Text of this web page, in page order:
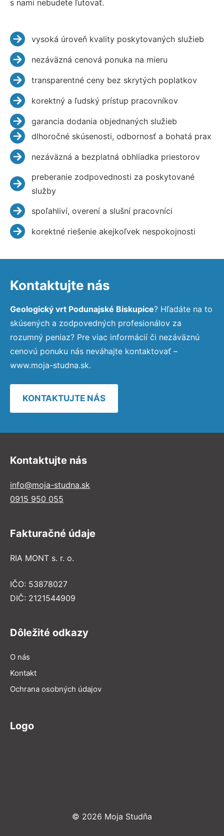
s nami nebudete ľutovať.
vysoká úroveň kvality poskytovaných služieb
nezáväzná cenová ponuka na mieru
transparentné ceny bez skrytých poplatkov
korektný a ľudský prístup pracovníkov
garancia dodania objednaných služieb
dlhoročné skúsenosti, odbornosť a bohatá prax
nezáväzná a bezplatná obhliadka priestorov
preberanie zodpovednosti za poskytované
služby
spoľahliví, overení a slušní pracovníci
korektné riešenie akejkoľvek nespokojnosti
Kontaktujte nás
Geologický vrt Podunajské Biskupice? Hľadáte na to
skúsených a zodpovedných profesionálov za
rozumný peniaz? Pre viac informácií či nezáväznú
cenovú ponuku nás neváhajte kontaktovať –
www.moja-studna.sk.
KONTAKTUJTE NÁS
Kontaktujte nás
info@moja-studna.sk
0915 950 055
Fakturačné údaje
RIA MONT s. r. o.
IČO: 53878027
DIČ: 2121544909
Dôležité odkazy
O nás
Kontakt
Ochrana osobných údajov
Logo
© 2026 Moja Studňa